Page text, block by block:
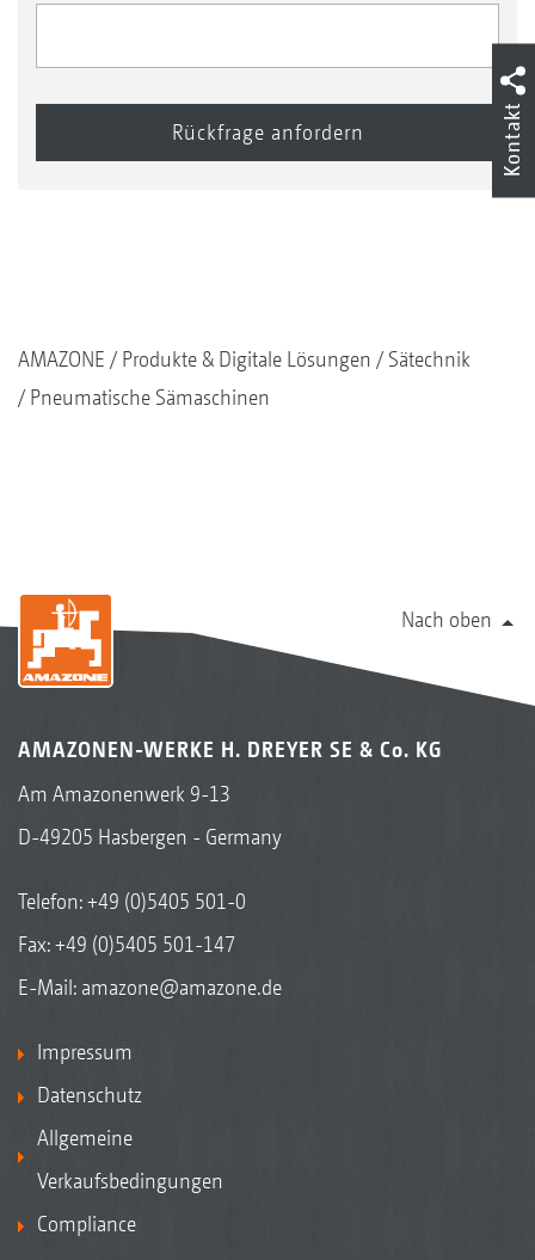
Eine weitere Kombinationsmöglichkeit des FTenders
Frontanbaubehälter FTender 1600 mit
AMAZONE Produkte & Digitale Lösungen
Sätechnik
Pneumatische Sämaschinen
Nach oben
AMAZONEN-WERKE H. DREYER SE & Co. KG
Am Amazonenwerk 9-13
D-49205 Hasbergen - Germany
Telefon:+49 (0)5405 501-0
Fax: +49 (0)5405 501-147
E-Mail: amazone@amazone.de
Impressum
Datenschutz
Allgemeine
Verkaufsbedingungen
Compliance
Kontakt